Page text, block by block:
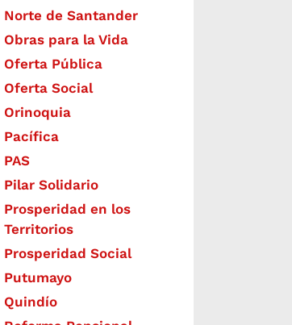
Norte de Santander
Obras para la Vida
Oferta Pública
Oferta Social​​
Orinoquia
Pacífica
PAS
Pilar Solidario
Prosperidad en los
Territorios
Prosperidad Social
Putumayo
Quindío